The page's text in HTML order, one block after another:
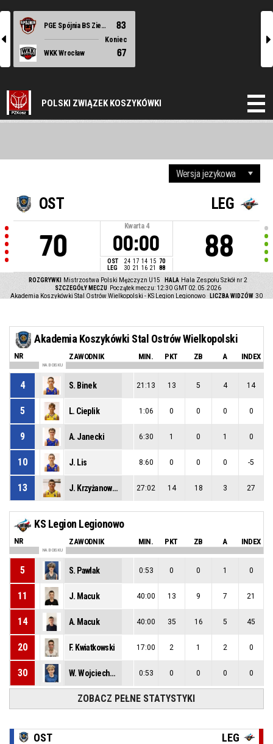
l
PGE Spójnia BS Ziemi Szczecińskiej Stargard 83
Koniec
WKK Wrocław
67
r
POLSKI ZWIĄZEK KOSZYKÓWKI
OST
70
Kwarta 4
00:00
OST 24 17 14 15 70
LEG
30 21 16 21 88
LEG
88
ROZGRYWKI Mistrzostwa Polski Mężczyzn U15 HALA Hala Zespołu Szkół nr 2
SZCZEGÓŁY MECZU
Początek meczu: 12:30 GMT 02.05.2026
Akademia Koszykówki Stal Ostrów Wielkopolski - KS Legion Legionowo
LICZBA WIDZÓW 30
Akademia Koszykówki Stal Ostrów Wielkopolski
NR ZAWODNIK MIN. PKT ZB A INDEX
NA BOISKU
4 S. Binek 21:13 13 5 4 14
5 L. Cieplik 1:06 0 0 0 0
9 A. Janecki 6:30 1 0 1 0
10 J. Lis 8:60 0 0 0 -5
13 J. Krzyżanowski 27:02 14 18 3 27
KS Legion Legionowo
NR ZAWODNIK MIN. PKT ZB A INDEX
NA BOISKU
5 S. Pawlak 0:53 0 0 1 0
11 J. Macuk 40:00 13 9 7 21
14 A. Macuk 40:00 35 16 5 45
20 F. Kwiatkowski 17:00 2 1 2 0
30 W. Wojciechowski 0:53 0 0 0 0
ZOBACZ PEŁNE STATYSTYKI
OST LEG